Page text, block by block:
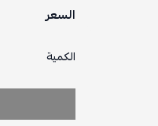
السعر
الكمية